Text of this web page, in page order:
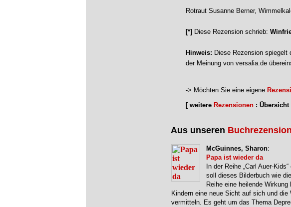
Rotraut Susanne Berner,
[*] Diese Rezension schrieb:
Hinweis: Diese Rezension
der Meinung von versalia.de
-> Möchten Sie eine eigene
[ weitere Rezensionen : Übersicht
Aus unseren
McGuinnes, Sharon:
Papa ist wieder da
In der Reihe „Carl Auer-
soll dieses Bilderbuch wie
Reihe eine heilende Wirkung
Kindern eine neue Sicht auf sich und die
vermitteln. Es geht um das Thema